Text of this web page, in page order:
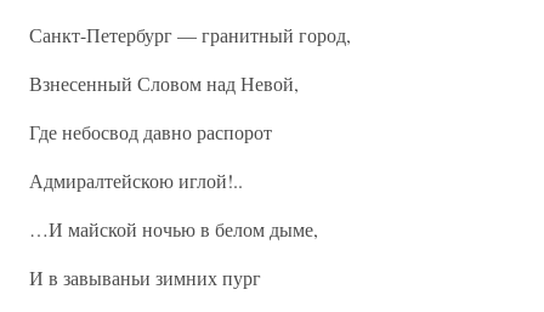
Санкт-Петербург — гранитный город,
Взнесенный Словом над Невой,
Где небосвод давно распорот
Адмиралтейскою иглой!..
…И майской ночью в белом дыме,
И в завываньи зимних пург